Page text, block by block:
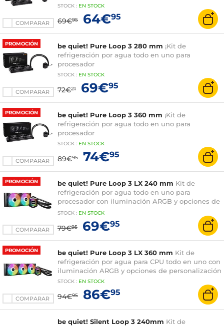
COMPARAR
STOCK : EN STOCK
69€95 64€95
PROMOCIÓN
COMPARAR
be quiet! Pure Loop 3 280 mm ¡Kit de
refrigeración por agua todo en uno para
procesador
STOCK : EN STOCK
72€21 69€95
PROMOCIÓN
COMPARAR
be quiet! Pure Loop 3 360 mm ¡Kit de
refrigeración por agua todo en uno para
procesador
STOCK : EN STOCK
89€95 74€95
PROMOCIÓN
COMPARAR
be quiet! Pure Loop 3 LX 240 mm Kit de
refrigeración por agua todo en uno para
procesador con iluminación ARGB y opciones de
personalización
STOCK : EN STOCK
79€95 69€95
PROMOCIÓN
COMPARAR
be quiet! Pure Loop 3 LX 360 mm Kit de
refrigeración por agua para CPU todo en uno con
iluminación ARGB y opciones de personalización
STOCK : EN STOCK
94€95 86€95
be quiet! Silent Loop 3 240mm Kit de